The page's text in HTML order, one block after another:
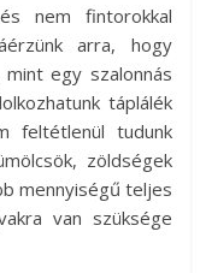
nem fintorokkal
arra, hogy
egy szalonnás
táplálék
feltétlenül tudunk
zöldségek
mennyiségű teljes
van szüksége